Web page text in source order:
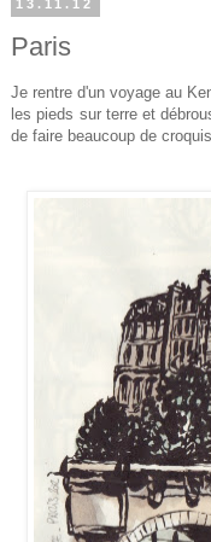
13.11.12
Paris
Je rentre d'un voyage au
les pieds sur terre et
de faire beaucoup de